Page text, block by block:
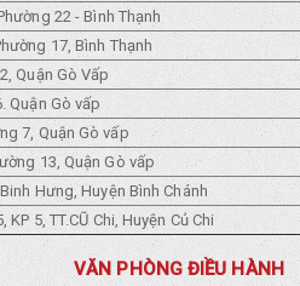
22 - Bình Thạnh
17, Bình Thạnh
Quận Gò Vấp
Quận Gò vấp
7, Quận Gò vấp
13, Quận Gò vấp
Hưng, Huyện Bình Chánh
KP 5, TT.CŨ Chi, Huyện Củ Chi
VĂN PHÒNG ĐIỀU HÀNH